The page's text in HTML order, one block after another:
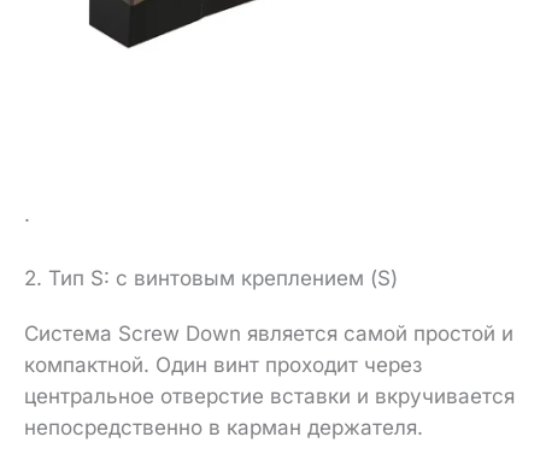
.
2. Тип S: с винтовым креплением (S)
Система Screw Down является самой простой и
компактной. Один винт проходит через
центральное отверстие вставки и вкручивается
непосредственно в карман держателя.